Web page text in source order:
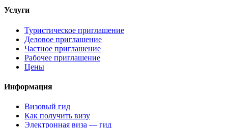
Услуги
Туристическое приглашение
Деловое приглашение
Частное приглашение
Рабочее приглашение
Цены
Информация
Визовый гид
Как получить визу
Электронная виза — гид